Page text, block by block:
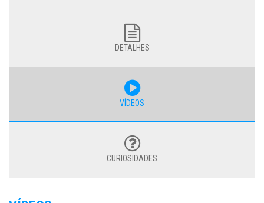
DETALHES
VÍDEOS
CURIOSIDADES